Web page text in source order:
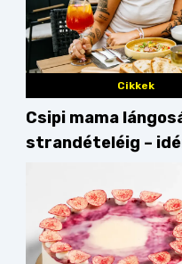
Cikkek
Csipi mama
strandételéig –